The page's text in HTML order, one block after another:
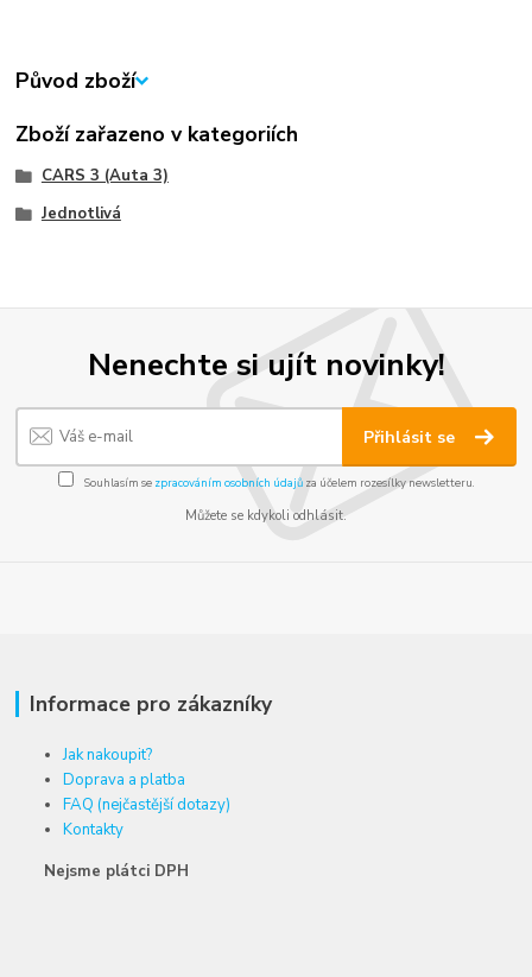
Původ zboží
Zboží zařazeno v kategoriích
CARS 3 (Auta 3)
Jednotlivá
Nenechte si ujít novinky!
Přihlásit se
Souhlasím se zpracováním osobních údajůza účelem rozesílky newsletteru.
Můžete se kdykoli odhlásit.
Informace pro zákazníky
Jak nakoupit?
Doprava a platba
FAQ (nejčastější dotazy)
Kontakty
Nejsme plátci DPH